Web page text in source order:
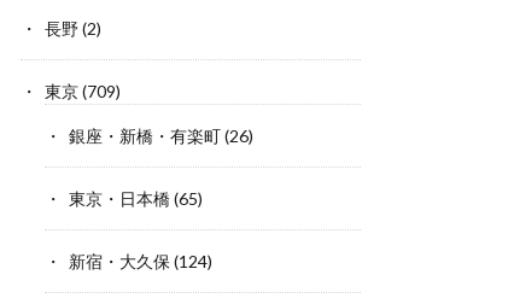
長野(2)
東京(709)
銀座・新橋・有楽町(26)
東京・日本橋(65)
新宿・大久保 (124)